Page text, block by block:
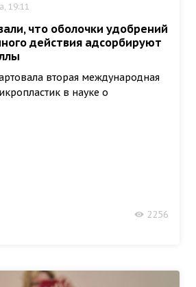
19:11
что оболочки удобрений
действия адсорбируют
вторая международная
в науке о
2256